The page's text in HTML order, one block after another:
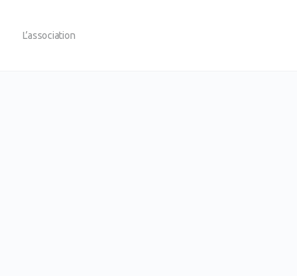
L’association